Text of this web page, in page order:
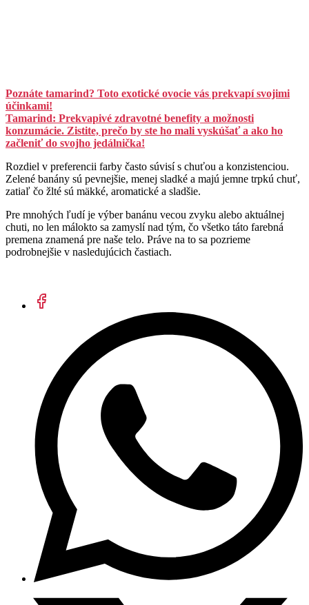
Poznáte tamarind? Toto exotické ovocie vás prekvapí svojimi
účinkami!
Tamarind: Prekvapivé zdravotné benefity a možnosti
konzumácie. Zistite, prečo by ste ho mali vyskúšať a ako ho
začleniť do svojho jedálnička!
Rozdiel v preferencii farby často súvisí s chuťou a konzistenciou.
Zelené banány sú pevnejšie, menej sladké a majú jemne trpkú chuť,
zatiaľ čo žlté sú mäkké, aromatické a sladšie.
Pre mnohých ľudí je výber banánu vecou zvyku alebo aktuálnej
chuti, no len málokto sa zamyslí nad tým, čo všetko táto farebná
premena znamená pre naše telo. Práve na to sa pozrieme
podrobnejšie v nasledujúcich častiach.